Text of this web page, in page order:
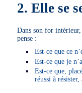
2. Elle se
Dans son for
pense :
Est-ce que ce
Est-ce que je
Est-ce que,
réussi à